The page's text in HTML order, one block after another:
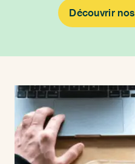
Découvrir